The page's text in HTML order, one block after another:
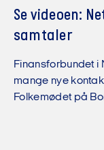
Se videoen:
samtaler
Finansforbundet i
mange nye
Folkemødet på